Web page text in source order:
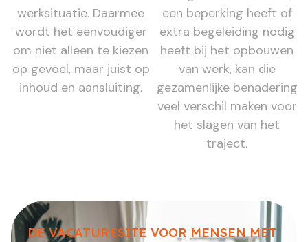
werksituatie. Daarmee
wordt het eenvoudiger
om niet alleen te kiezen
op gevoel, maar juist op
inhoud en aansluiting.
een beperking heeft of
extra begeleiding nodig
heeft bij het opbouwen
van werk, kan die
gezamenlijke benadering
veel verschil maken voor
het slagen van het
traject.
DE VACATURESITE VOOR MENSEN MET